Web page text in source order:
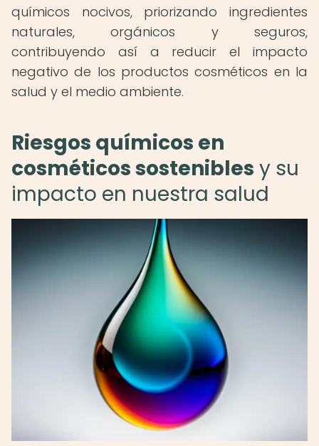
químicos nocivos, priorizando ingredientes
naturales, orgánicos y seguros,
contribuyendo así a reducir el impacto
negativo de los productos cosméticos en la
salud y el medio ambiente.
Riesgos químicos en
cosméticos sostenibles y su
impacto en nuestra salud